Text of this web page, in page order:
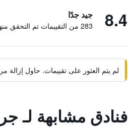
8.4 جيد جدًا
283 من التقييمات تم التحقق منها
لم يتم العثور على تقييمات. حاول
فنادق مشابهة لـ